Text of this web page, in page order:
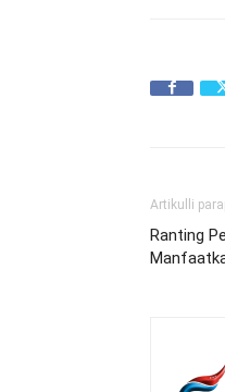
Artikulli
Ranting